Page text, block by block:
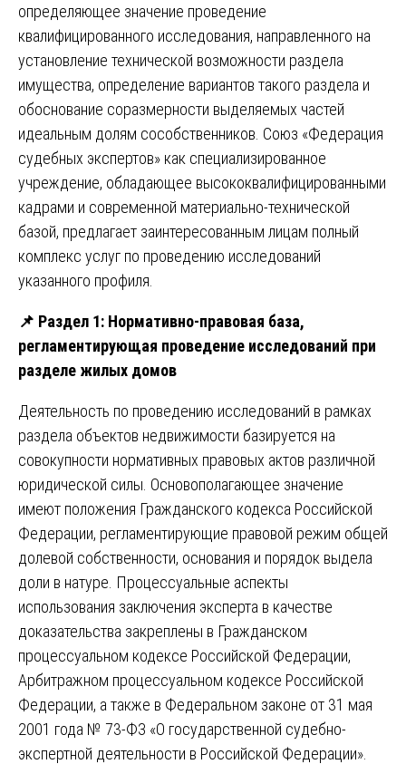
определяющее значение проведение
квалифицированного исследования, направленного на
установление технической возможности раздела
имущества, определение вариантов такого раздела и
обоснование соразмерности выделяемых частей
идеальным долям сособственников. Союз «Федерация
судебных экспертов» как специализированное
учреждение, обладающее высококвалифицированными
кадрами и современной материально-технической
базой, предлагает заинтересованным лицам полный
комплекс услуг по проведению исследований
указанного профиля.
📌 Раздел 1: Нормативно-правовая база,
регламентирующая проведение исследований при
разделе жилых домов
Деятельность по проведению исследований в рамках
раздела объектов недвижимости базируется на
совокупности нормативных правовых актов различной
юридической силы. Основополагающее значение
имеют положения Гражданского кодекса Российской
Федерации, регламентирующие правовой режим общей
долевой собственности, основания и порядок выдела
доли в натуре. Процессуальные аспекты
использования заключения эксперта в качестве
доказательства закреплены в Гражданском
процессуальном кодексе Российской Федерации,
Арбитражном процессуальном кодексе Российской
Федерации, а также в Федеральном законе от 31 мая
2001 года № 73-ФЗ «О государственной судебно-
экспертной деятельности в Российской Федерации».